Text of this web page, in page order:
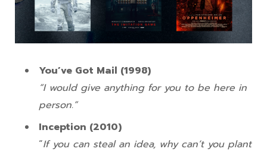
You’ve Got Mail (1998)
“I would give anything for you to be here in
person.”
Inception (2010)
“If you can steal an idea, why can’t you plant